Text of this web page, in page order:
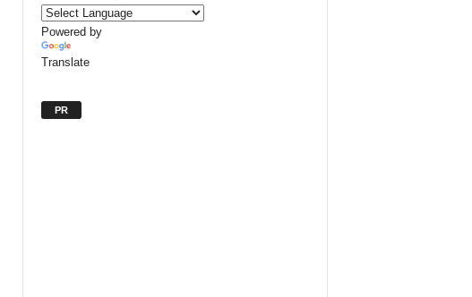
Powered by
Translate
PR